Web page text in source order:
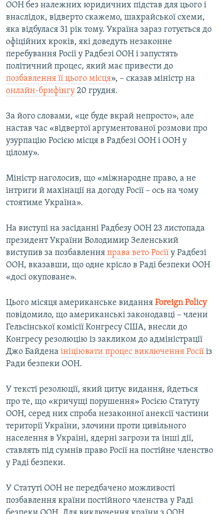
ООН без належних юридичних підстав для цього і
внаслідок, відверто скажемо, шахрайської схеми,
яка відбулася 31 рік тому. Україна зараз готується до
офіційних кроків, які доведуть незаконне
перебування Росії у Радбезі ООН і запустять
політичний процес, який має привести до
позбавлення її цього місця», – сказав міністр на
онлайн-брифінгу 20 грудня.
За його словами, «це буде вкрай непросто», але
настав час «відвертої аргументованої розмови про
узурпацію Росією місця в Радбезі ООН і ООН у
цілому».
Міністр наголосив, що «міжнародне право, а не
інтриги й махінації на догоду Росії – ось на чому
стоятиме Україна».
На виступі на засіданні Радбезу ООН 23 листопада
президент України Володимир Зеленський
виступив за позбавлення права вето Росії у Радбезі
ООН, вказавши, що одне крісло в Раді безпеки ООН
«досі окуповане».
Цього місяця американське видання Foreign Policy
повідомило, що американські законодавці – члени
Гельсінської комісії Конгресу США, внесли до
Конгресу резолюцію із закликом до адміністрації
Джо Байдена ініціювати процес виключення Росії із
Ради безпеки ООН.
У тексті резолюції, який цитує видання, йдеться
про те, що «кричущі порушення» Росією Статуту
ООН, серед них спроба незаконної анексії частини
території України, злочини проти цивільного
населення в Україні, ядерні загрози та інші дії,
ставлять під сумнів право Росії на постійне членство
у Раді безпеки.
У Статуті ООН не передбачено можливості
позбавлення країни постійного членства у Раді